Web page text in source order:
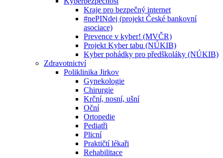
Kraje pro bezpečný internet
#nePINdej (projekt České bankovní
asociace)
Prevence v kyber! (MVČR)
Projekt Kyber tabu (NÚKIB)
Kyber pohádky pro předškoláky (NÚKIB)
Zdravotnictví
Poliklinika Jirkov
Gynekologie
Chirurgie
Krční, nosní, ušní
Oční
Ortopedie
Pediatři
Plicní
Praktičtí lékaři
Rehabilitace